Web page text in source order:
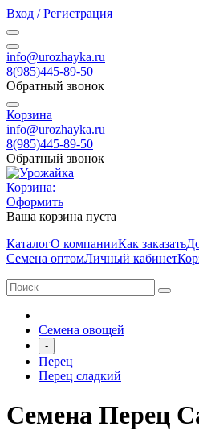
Вход / Регистрация
info@urozhayka.ru
8(985)445-89-50
Обратный звонок
Корзина
info@urozhayka.ru
8(985)445-89-50
Обратный звонок
Корзина:
Оформить
Ваша корзина пуста
КаталогО компанииКак заказать
Семена оптомЛичный кабинет
Семена овощей
-
Перец
Перец сладкий
Семена Перец